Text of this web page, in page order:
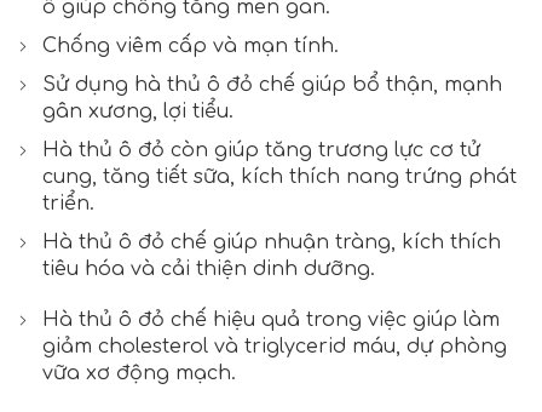
ô giúp chống tăng men gan.
Chống viêm cấp và mạn tính.
Sử dụng hà thủ ô đỏ chế giúp bổ thận, mạnh
gân xương, lợi tiểu.
Hà thủ ô đỏ còn giúp tăng trương lực cơ tử
cung, tăng tiết sữa, kích thích nang trứng phát
triển.
Hà thủ ô đỏ chế giúp nhuận tràng, kích thích
tiêu hóa và cải thiện dinh dưỡng.
Hà thủ ô đỏ chế hiệu quả trong việc giúp làm
giảm cholesterol và triglycerid máu, dự phòng
vữa xơ động mạch.